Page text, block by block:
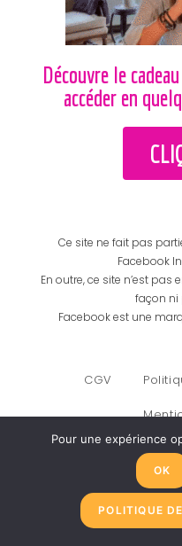
Découvre le
accéder en
Ce site ne fait pas
Facebook
En outre, ce site n’est
façon ni
Facebook est une
CGV
Pour une expérience
OK
POLITIQUE